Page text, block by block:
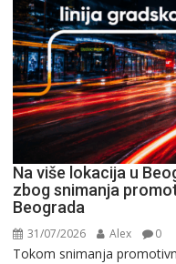
Na više lokacija u
zbog snimanja
Beograda
31/07/2026 Alex 0
Tokom snimanja